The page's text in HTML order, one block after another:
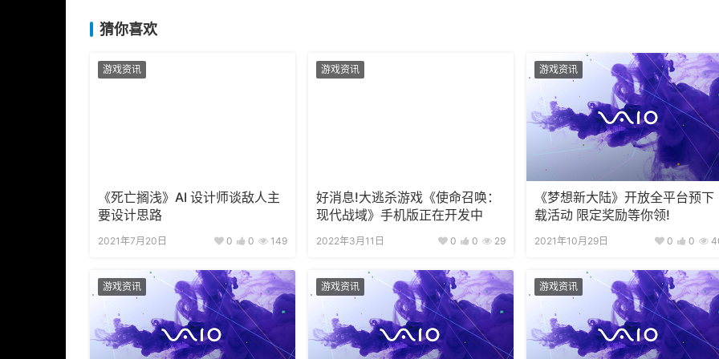
猜你喜欢
游戏资讯
《死亡搁浅》AI 设计师谈敌人主
要设计思路
2021年7月20日 0 0 149
游戏资讯
好消息!大逃杀游戏《使命召唤：
现代战域》手机版正在开发中
2022年3月11日 0 0 29
游戏资讯
《梦想新大陆》开放全平台预下
载活动 限定奖励等你领!
2021年10月29日 0 0
游戏资讯 游戏资讯 游戏资讯